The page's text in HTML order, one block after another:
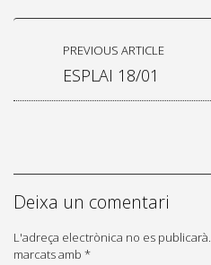
PREVIOUS ARTICLE
ESPLAI 18/01
Deixa un comentari
L'adreça electrònica no es publicarà.
marcats amb *